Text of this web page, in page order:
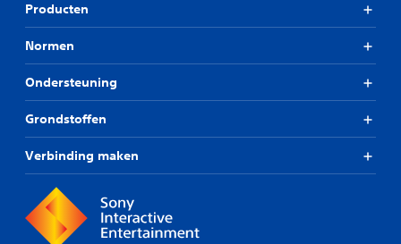
Producten
Normen
Ondersteuning
Grondstoffen
Verbinding maken